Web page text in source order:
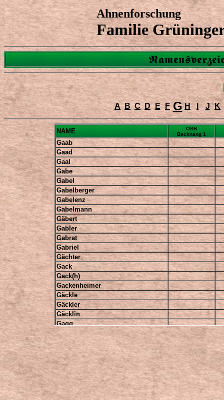
Ahnenforschung
Familie
A B C D E F G H I J K